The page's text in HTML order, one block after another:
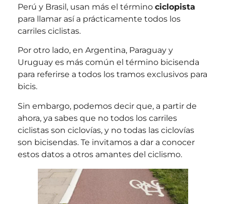
Perú y Brasil, usan más el término ciclopista
para llamar así a prácticamente todos los
carriles ciclistas.
Por otro lado, en Argentina, Paraguay y
Uruguay es más común el término bicisenda
para referirse a todos los tramos exclusivos para
bicis.
Sin embargo, podemos decir que, a partir de
ahora, ya sabes que no todos los carriles
ciclistas son ciclovías, y no todas las ciclovías
son bicisendas. Te invitamos a dar a conocer
estos datos a otros amantes del ciclismo.